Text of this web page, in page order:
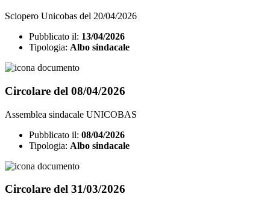
Sciopero Unicobas del 20/04/2026
Pubblicato il: 13/04/2026
Tipologia: Albo sindacale
Circolare del 08/04/2026
Assemblea sindacale UNICOBAS
Pubblicato il: 08/04/2026
Tipologia: Albo sindacale
Circolare del 31/03/2026